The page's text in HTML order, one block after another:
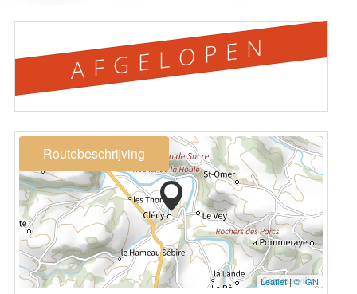
AFGELOPEN
Routebeschrijving
Leaflet|© IGN